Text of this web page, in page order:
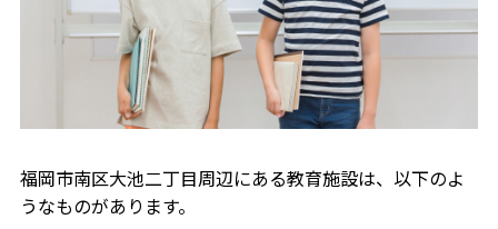
福岡市南区大池二丁目周辺にある教育施設は、以下のよ
うなものがあります。